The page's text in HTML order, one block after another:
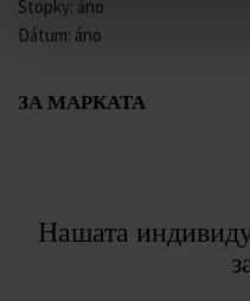
Stopky: áno
Dátum: áno
ЗА МАРКАТА
Нашата